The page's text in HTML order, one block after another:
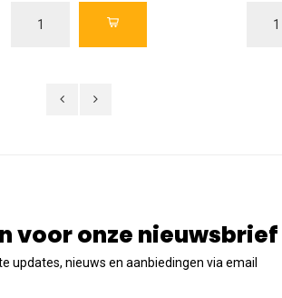
voor onze nieuwsbrief
updates, nieuws en aanbiedingen via email